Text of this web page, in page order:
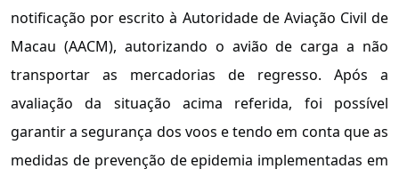
notificação por escrito à Autoridade de Aviação Civil de
Macau (AACM), autorizando o avião de carga a não
transportar as mercadorias de regresso. Após a
avaliação da situação acima referida, foi possível
garantir a segurança dos voos e tendo em conta que as
medidas de prevenção de epidemia implementadas em